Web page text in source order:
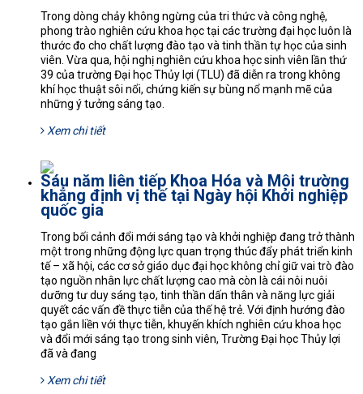
Trong dòng chảy không ngừng của tri thức và công nghệ,
phong trào nghiên cứu khoa học tại các trường đại học luôn là
thước đo cho chất lượng đào tạo và tinh thần tự học của sinh
viên. Vừa qua, hội nghị nghiên cứu khoa học sinh viên lần thứ
39 của trường Đại học Thủy lợi (TLU) đã diễn ra trong không
khí học thuật sôi nổi, chứng kiến sự bùng nổ mạnh mẽ của
những ý tưởng sáng tạo.
Xem chi tiết
Sáu năm liên tiếp Khoa Hóa và Môi trường
khẳng định vị thế tại Ngày hội Khởi nghiệp
quốc gia
Trong bối cảnh đổi mới sáng tạo và khởi nghiệp đang trở thành
một trong những động lực quan trọng thúc đẩy phát triển kinh
tế – xã hội, các cơ sở giáo dục đại học không chỉ giữ vai trò đào
tạo nguồn nhân lực chất lượng cao mà còn là cái nôi nuôi
dưỡng tư duy sáng tạo, tinh thần dấn thân và năng lực giải
quyết các vấn đề thực tiễn của thế hệ trẻ. Với định hướng đào
tạo gắn liền với thực tiễn, khuyến khích nghiên cứu khoa học
và đổi mới sáng tạo trong sinh viên, Trường Đại học Thủy lợi
đã và đang
Xem chi tiết